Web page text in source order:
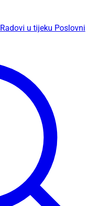
Radovi u tijeku Poslovni